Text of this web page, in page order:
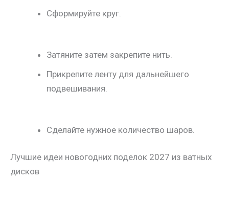
Сформируйте круг.
Затяните затем закрепите нить.
Прикрепите ленту для дальнейшего
подвешивания.
Сделайте нужное количество шаров.
Лучшие идеи новогодних поделок 2027 из ватных
дисков